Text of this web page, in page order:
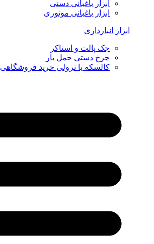
ابزار باغبانی دستی
ابزار باغبانی موتوری
ابزار انبارداری
جک پالت و استاکر
چرخ دستی حمل بار
کالسکه یا ترولی خرید فروشگاهی